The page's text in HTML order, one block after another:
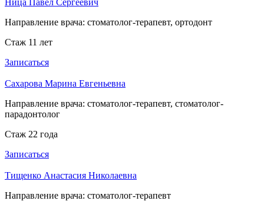
Ница Павел Сергеевич
Направление врача: стоматолог-терапевт, ортодонт
Стаж 11 лет
Записаться
Сахарова Марина Евгеньевна
Направление врача: стоматолог-терапевт, стоматолог-
парадонтолог
Стаж 22 года
Записаться
Тищенко Анастасия Николаевна
Направление врача: стоматолог-терапевт